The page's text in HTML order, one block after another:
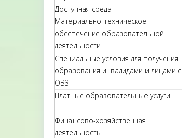
Доступная среда
Материально-техническое
обеспечение образовательной
деятельности
Специальные условия для получения
образования инвалидами и лицами с
ОВЗ
Платные образовательные услуги
Финансово-хозяйственная
деятельность